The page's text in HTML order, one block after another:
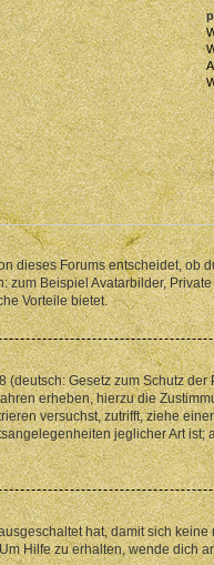
dieses Forums entscheidet,
Beispiel Avatarbilder,
Vorteile bietet.
Gesetz zum Schutz
erheben, hierzu die
versuchst, zutrifft, ziehe
jeglicher Art
hat, damit sich
Hilfe zu erhalten, wende dich